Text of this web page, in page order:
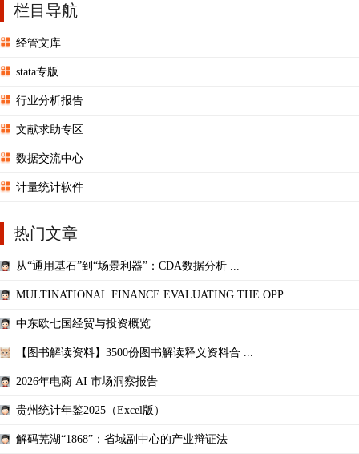
栏目导航
经管文库
stata专版
行业分析报告
文献求助专区
数据交流中心
计量统计软件
热门文章
从“通用基石”到“场景利器”：CDA数据分析 ...
MULTINATIONAL FINANCE EVALUATING THE OPP ...
中东欧七国经贸与投资概览
【图书解读资料】3500份图书解读释义资料合 ...
2026年电商 AI 市场洞察报告
贵州统计年鉴2025（Excel版）
解码芜湖“1868”：省域副中心的产业辩证法